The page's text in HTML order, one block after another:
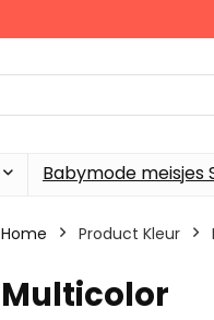
Babymode meisjes
Home Product Kleur
‎Multicolor